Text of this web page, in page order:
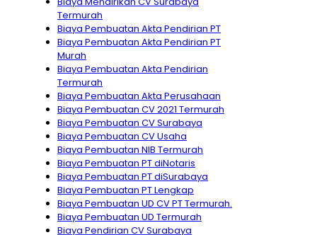
Termurah
Biaya Pembuatan Akta Pendirian PT
Biaya Pembuatan Akta Pendirian PT
Murah
Biaya Pembuatan Akta Pendirian
Termurah
Biaya Pembuatan Akta Perusahaan
Biaya Pembuatan CV 2021 Termurah
Biaya Pembuatan CV Surabaya
Biaya Pembuatan CV Usaha
Biaya Pembuatan NIB Termurah
Biaya Pembuatan PT diNotaris
Biaya Pembuatan PT diSurabaya
Biaya Pembuatan PT Lengkap
Biaya Pembuatan UD CV PT Termurah.
Biaya Pembuatan UD Termurah
Biaya Pendirian CV Surabaya